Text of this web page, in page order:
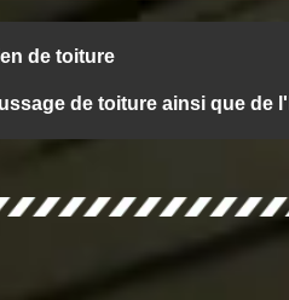
de toiture
de toiture ainsi que de